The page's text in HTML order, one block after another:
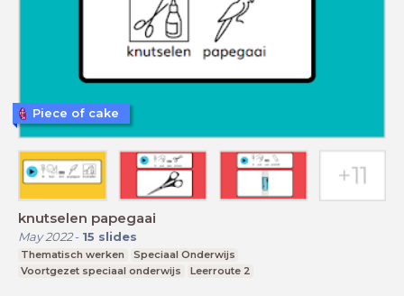
knutselen papegaai
May 2022- 15 slides
Thematisch werken
Speciaal Onderwijs
Voortgezet speciaal onderwijs
Leerroute 2
Piece of cake